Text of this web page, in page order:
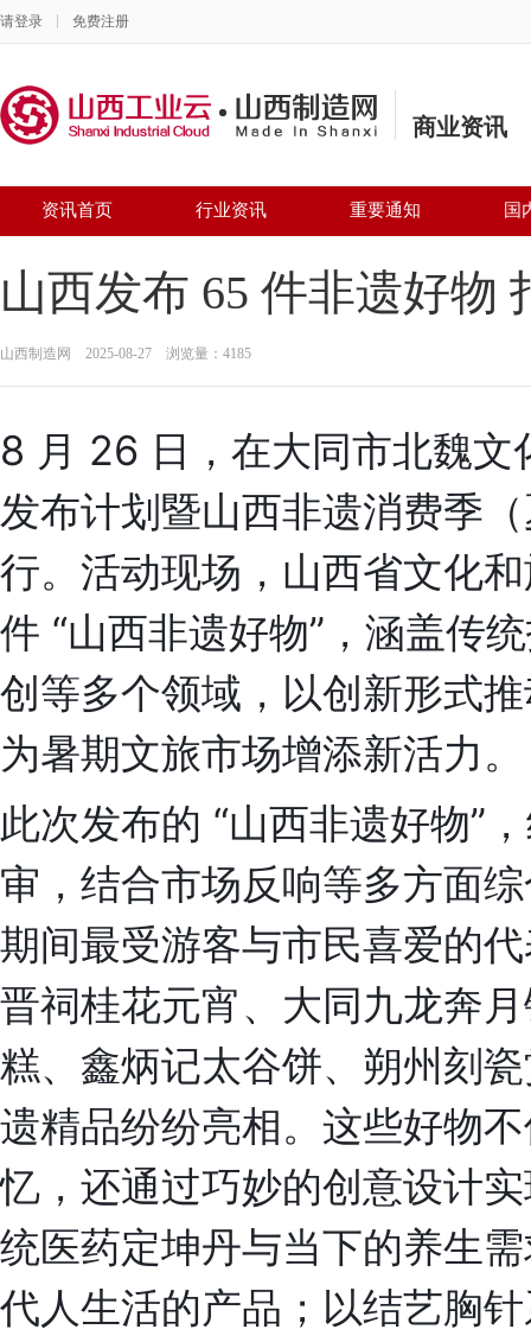
请登录 免费注册
商业资讯
资讯首页 行业资讯 重要通知 国
山西发布 65 件非遗好物
山西制造网 2025-08-27 浏览量：4185
8 月 26 日，在大同市北魏
发布计划暨山西非遗消费季
行。活动现场，山西省文化
件 “山西非遗好物”，涵盖传
创等多个领域，以创新形式
为暑期文旅市场增添新活力。
此次发布的 “山西非遗好物”
审，结合市场反响等多方面
期间最受游客与市民喜爱的
晋祠桂花元宵、大同九龙奔
糕、鑫炳记太谷饼、朔州刻
遗精品纷纷亮相。这些好物
忆，还通过巧妙的创意设计
统医药定坤丹与当下的养生
代人生活的产品；以结艺胸